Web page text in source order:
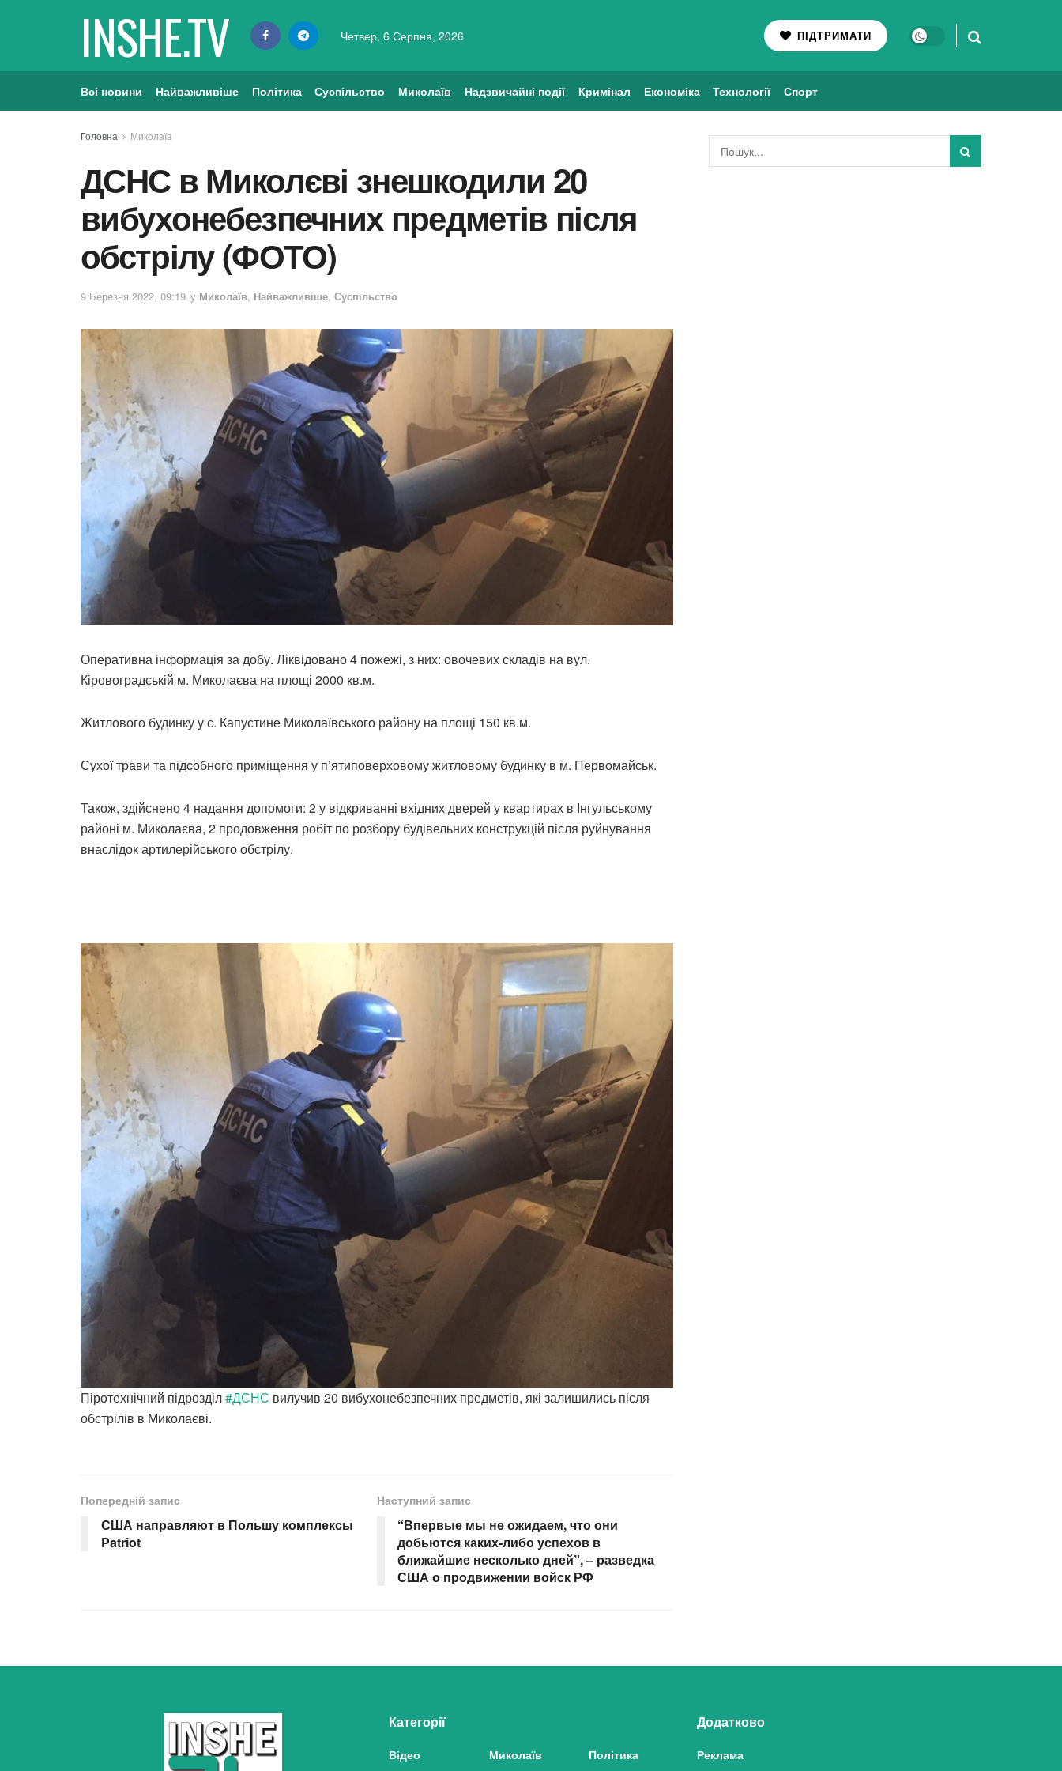
INSHE.TV Четвер, 6 Серпня, 2026 ПІДТРИМАТИ
Всі новини Найважливіше Політика Суспільство Миколаїв Надзвичайні події Кримінал Економіка Технології Спорт
Головна Миколаїв
ДСНС в Миколєві знешкодили 20
вибухонебезпечних предметів після
обстрілу (ФОТО)
9 Березня 2022, 09:19 у Миколаїв, Найважливіше, Суспільство
Оперативна інформація за добу. Ліквідовано 4 пожежі, з них: овочевих складів на вул.
Кіровоградській м. Миколаєва на площі 2000 кв.м.
Житлового будинку у с. Капустине Миколаївського району на площі 150 кв.м.
Сухої трави та підсобного приміщення у п’ятиповерховому житловому будинку в м. Первомайськ.
Також, здійснено 4 надання допомоги: 2 у відкриванні вхідних дверей у квартирах в Інгульському
районі м. Миколаєва, 2 продовження робіт по розбору будівельних конструкцій після руйнування
внаслідок артилерійського обстрілу.
Піротехнічний підрозділ#ДСНС вилучив 20 вибухонебезпечних предметів, які залишились після
обстрілів в Миколаєві.
Попередній запис
США направляют в Польшу комплексы
Patriot
Наступний запис
“Впервые мы не ожидаем, что они
добьются каких-либо успехов в
ближайшие несколько дней”, – разведка
США о продвижении войск РФ
Категорії
Відео
Миколаїв
Політика
Додатково
Реклама